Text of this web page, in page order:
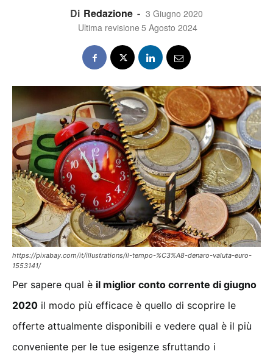
Di Redazione - 3 Giugno 2020
Ultima revisione 5 Agosto 2024
https://pixabay.com/it/illustrations/il-tempo-%C3%A8-denaro-valuta-euro-
1553141/
Per sapere qual è il miglior conto corrente di giugno
2020 il modo più efficace è quello di scoprire le
offerte attualmente disponibili e vedere qual è il più
conveniente per le tue esigenze sfruttando i